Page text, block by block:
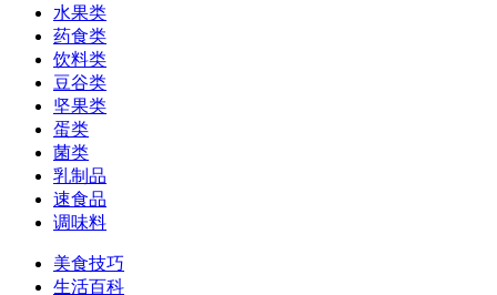
水果类
药食类
饮料类
豆谷类
坚果类
蛋类
菌类
乳制品
速食品
调味料
美食技巧
生活百科